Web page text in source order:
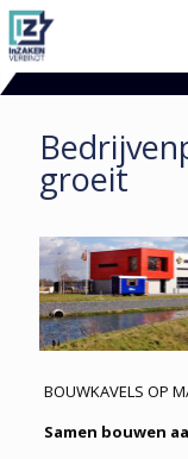
groeit
BOUWKAVELS OP
Samen bouwen